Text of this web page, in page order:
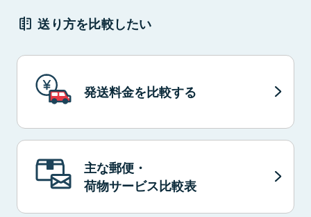
送り方を比較したい
発送料金を比較する
主な郵便・
荷物サービス比較表